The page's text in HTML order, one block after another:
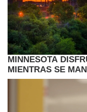
MINNESOTA
MIENTRAS SE
LLUVIAS Y